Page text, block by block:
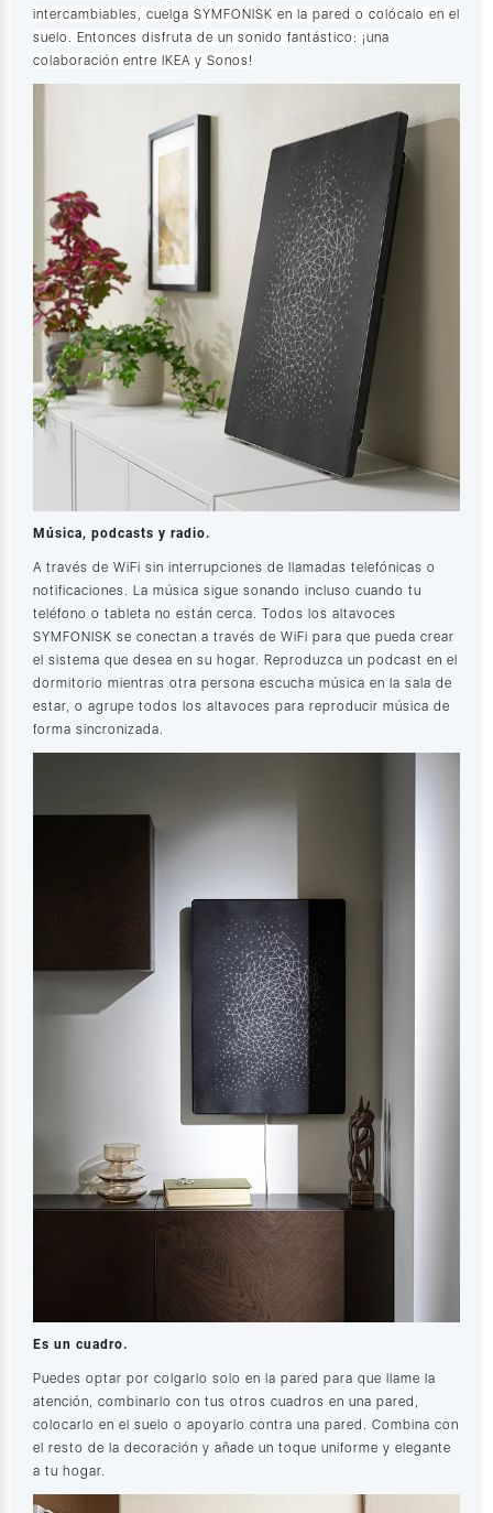
intercambiables, cuelga SYMFONISK en la pared o colócalo en el
suelo. Entonces disfruta de un sonido fantástico: ¡una
colaboración entre IKEA y Sonos!
Música, podcasts y radio.
A través de WiFi sin interrupciones de llamadas telefónicas o
notificaciones. La música sigue sonando incluso cuando tu
teléfono o tableta no están cerca. Todos los altavoces
SYMFONISK se conectan a través de WiFi para que pueda crear
el sistema que desea en su hogar. Reproduzca un podcast en el
dormitorio mientras otra persona escucha música en la sala de
estar, o agrupe todos los altavoces para reproducir música de
forma sincronizada.
Es un cuadro.
Puedes optar por colgarlo solo en la pared para que llame la
atención, combinarlo con tus otros cuadros en una pared,
colocarlo en el suelo o apoyarlo contra una pared. Combina con
el resto de la decoración y añade un toque uniforme y elegante
a tu hogar.